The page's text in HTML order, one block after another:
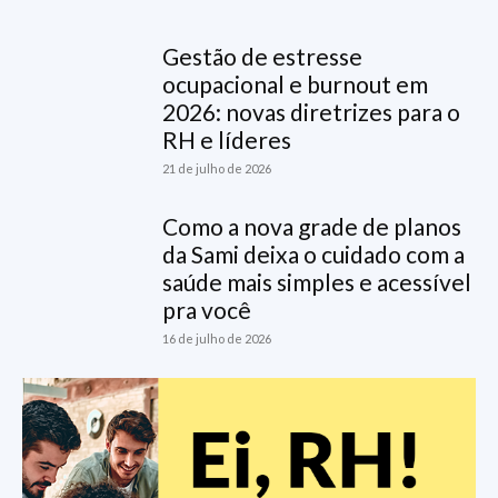
Gestão de estresse
ocupacional e burnout em
2026: novas diretrizes para o
RH e líderes
21 de julho de 2026
Como a nova grade de planos
da Sami deixa o cuidado com a
saúde mais simples e acessível
pra você
16 de julho de 2026